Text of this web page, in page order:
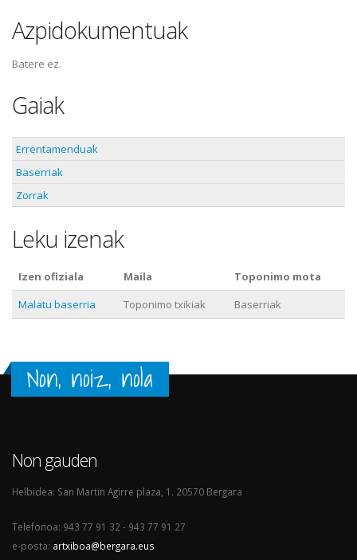
Azpidokumentuak
Batere ez.
Gaiak
Errentamenduak
Baserriak
Zorrak
Leku izenak
Izen ofiziala Maila
Toponimo mota
Malatu baserria
Toponimo txikiak Baserriak
Non, noiz, nola
Non gauden
Helbidea: San Martin Agirre plaza, 1. 20570 Bergara
Telefonoa: 943 77 91 32 - 943 77 91 27
e-posta: artxiboa@bergara.eus